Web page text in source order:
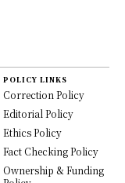
POLICY LINKS
Correction Policy
Editorial Policy
Ethics Policy
Fact Checking Policy
Ownership & Funding